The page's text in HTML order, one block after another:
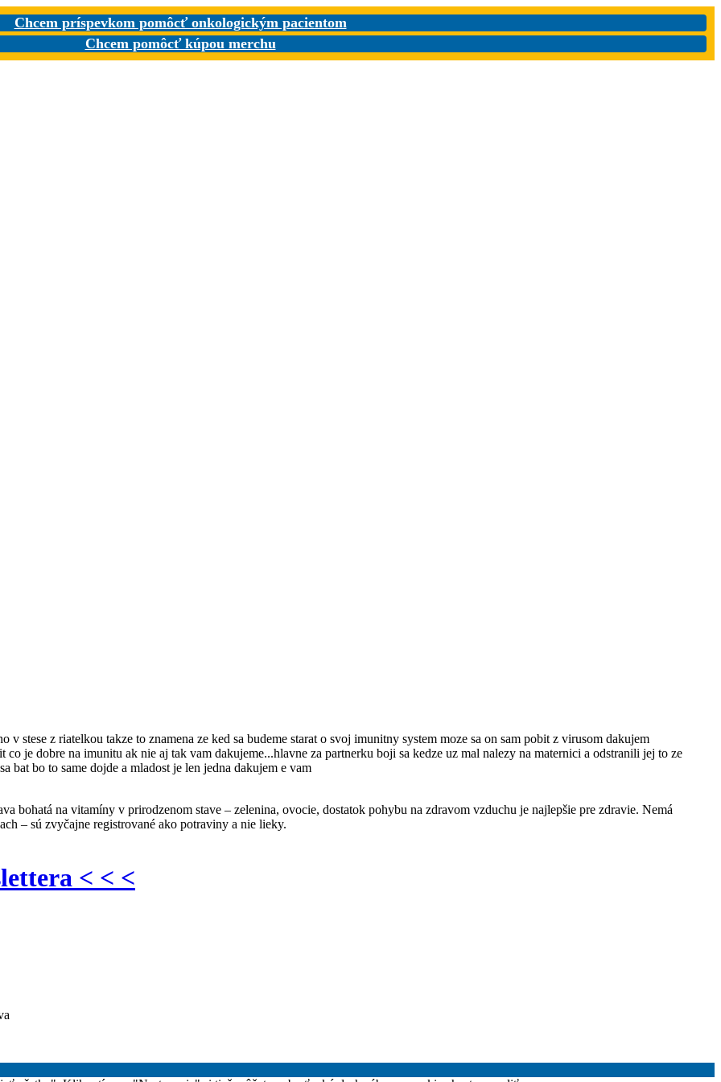
Chcem príspevkom pomôcť onkologickým pacientom
Chcem pomôcť kúpou merchu
stese z riatelkou takze to znamena ze ked sa budeme starat o svoj imunitny system moze sa on sam pobit z virusom dakujem
je dobre na imunitu ak nie aj tak vam dakujeme...hlavne za partnerku boji sa kedze uz mal nalezy na maternici a odstranili jej to ze
bat bo to same dojde a mladost je len jedna dakujem e vam
bohatá na vitamíny v prirodzenom stave – zelenina, ovocie, dostatok pohybu na zdravom vzduchu je najlepšie pre zdravie. Nemá
– sú zvyčajne registrované ako potraviny a nie lieky.
< < <